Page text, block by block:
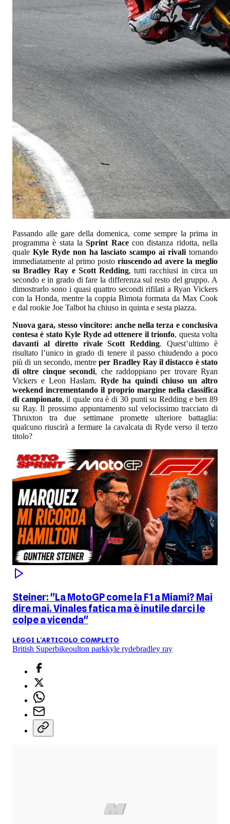
Passando alle gare della domenica, come sempre la prima in
programma è stata laSprint Racecon distanza ridotta, nella
quale Kyle Ryde non ha lasciato scampo ai rivalitornando
immediatamente al primo posto riuscendo ad avere la meglio
su Bradley Ray e Scott Redding, tutti racchiusi in circa un
secondo e in grado di fare la differenza sul resto del gruppo. A
dimostrarlo sono i quasi quattro secondi rifilati a Ryan Vickers
con la Honda, mentre la coppia Bimota formata da Max Cook
e dal rookie Joe Talbot ha chiuso in quinta e sesta piazza.
Nuova gara, stesso vincitore: anche nella terza e conclusiva
contesa è stato Kyle Ryde ad ottenere il trionfo, questa volta
davanti al diretto rivale Scott Redding. Quest’ultimo è
risultato l’unico in grado di tenere il passo chiudendo a poco
più di un secondo, mentreper Bradley Ray il distacco è stato
di oltre cinque secondi, che raddoppiano per trovare Ryan
Vickers e Leon Haslam. Ryde ha quindi chiuso un altro
weekend incrementando il proprio margine nella classifica
di campionato, il quale ora è di 30 punti su Redding e ben 89
su Ray. Il prossimo appuntamento sul velocissimo tracciato di
Thruxton tra due settimane promette ulteriore battaglia:
qualcuno riuscirà a fermare la cavalcata di Ryde verso il terzo
titolo?
Steiner: "La MotoGP come la F1 a Miami? Mai
dire mai. Vinales fatica ma è inutile darci le
colpe a vicenda"
LEGGI L'ARTICOLO COMPLETO
British Superbikeoulton parkkyle rydebradley ray